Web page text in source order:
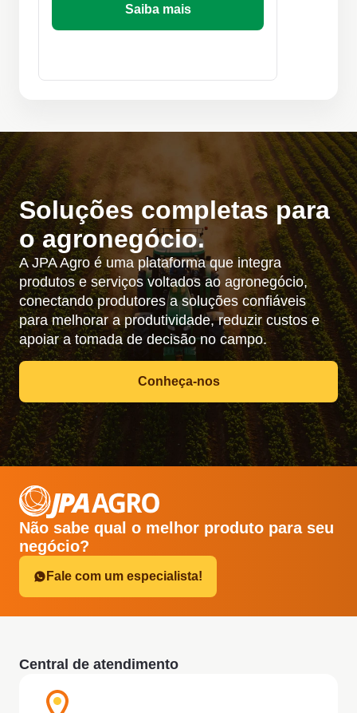
Saiba mais
Soluções completas para
o agronegócio.
A JPA Agro é uma plataforma que integra
produtos e serviços voltados ao agronegócio,
conectando produtores a soluções confiáveis
para melhorar a produtividade, reduzir custos e
apoiar a tomada de decisão no campo.
Conheça-nos
Não sabe qual o melhor produto para seu
negócio?
Fale com um especialista!
Central de atendimento